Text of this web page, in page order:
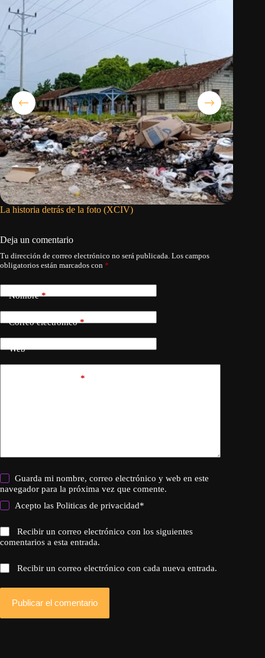
La historia detrás de la foto (XCIV)
Deja un comentario
Tu dirección de correo electrónico no será publicada. Los campos
obligatorios están marcados con *
Nombre*
Correo electrónico*
Web
*
Guarda mi nombre, correo electrónico y web en este
navegador para la próxima vez que comente.
Acepto lasPoliticas de privacidad*
Recibir un correo electrónico con los siguientes
comentarios a esta entrada.
Recibir un correo electrónico con cada nueva entrada.
Publicar el comentario